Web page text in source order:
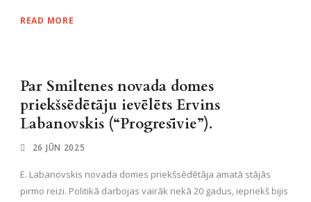
READ MORE
Par Smiltenes novada domes
priekšsēdētāju ievēlēts Ervins
Labanovskis (“Progresīvie”).
26 JŪN 2025
E. Labanovskis novada domes priekšsēdētāja amatā stājās
pirmo reizi. Politikā darbojas vairāk nekā 20 gadus, iepriekš bijis